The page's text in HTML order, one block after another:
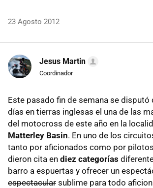
23 Agosto 2012
Jesus Martin
Coordinador
Este pasado fin de semana se disputó
días en tierras inglesas el una de las
del motocross de este año en la
Matterley Basin. En uno de los
tanto por aficionados como por
dieron cita en diez categorías
barro a espuertas y ofrecer un
espectacular sublime para todo